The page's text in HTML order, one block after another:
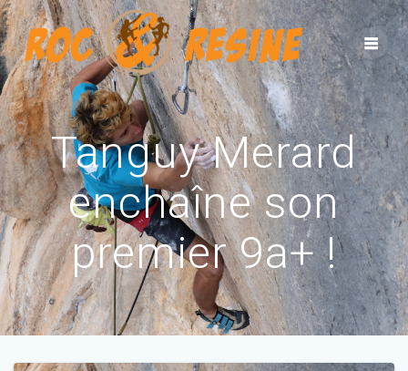
Tanguy Merard
enchaîne son
premier 9a+ !